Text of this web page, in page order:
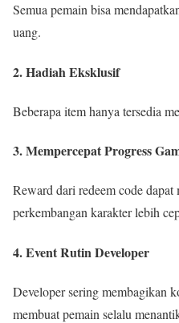
Semua pemain bisa
uang.
2. Hadiah Eksklusif
Beberapa item hanya tersedia
3. Mempercepat Progress
Reward dari redeem code
perkembangan karakter lebih
4. Event Rutin Developer
Developer sering membagikan
membuat pemain selalu